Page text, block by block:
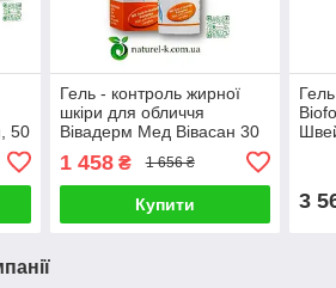
50
Гель - контроль жирної
шкіри для обличчя
Вівадерм Мед Вівасан 30
1 458₴ 1 656 ₴
Купити 3